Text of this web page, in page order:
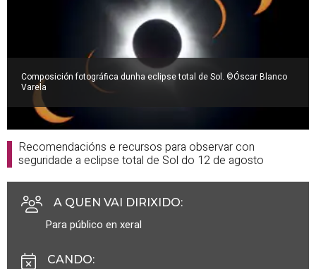
Composición fotográfica dunha eclipse total de Sol. ©Óscar Blanco
Varela
Recomendacións e recursos para observar con
seguridade a eclipse total de Sol do 12 de agosto
A QUEN VAI DIRIXIDO:
Para público en xeral
CANDO: